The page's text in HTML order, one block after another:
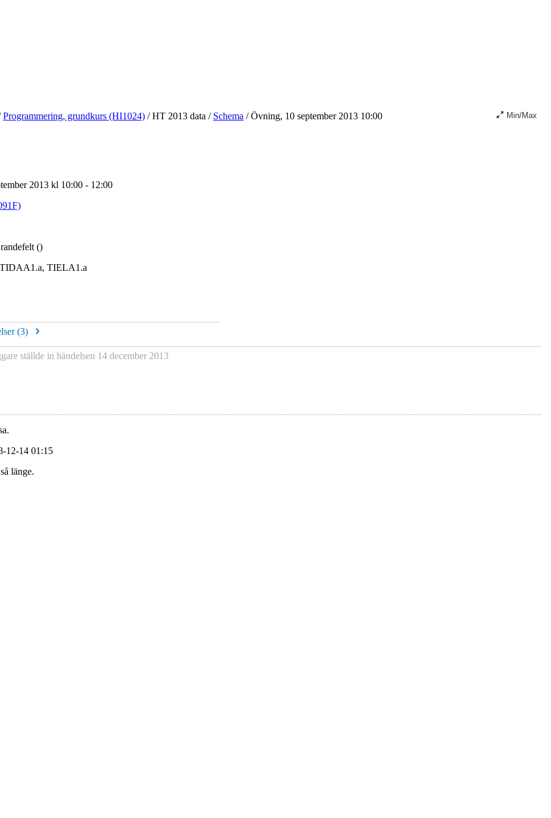
Programmering, grundkurs (HI1024) /HT 2013 data / Schema /Övning, 10 september 2013 10:00 Min/Max
2013 kl 10:00 - 12:00
()
TIDAA1.a, TIELA1.a
(3)
ställde in händelsen 14 december 2013
12-14 01:15
länge.